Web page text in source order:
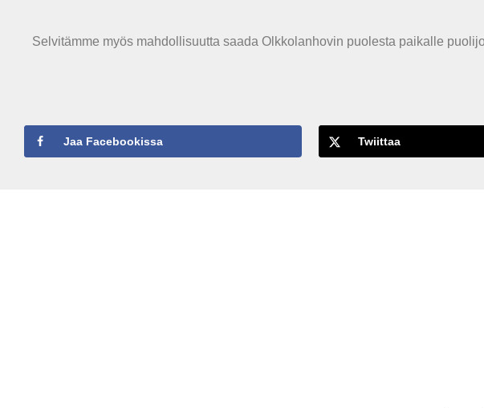
Selvitämme myös mahdollisuutta saada Olkkolanhovin puolesta paikalle
Jaa Facebookissa Twiittaa